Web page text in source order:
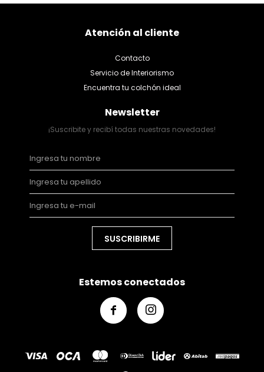
Atención al cliente
Contacto
Servicio de Interiorismo
Encuentra tu colchón ideal
Newsletter
¡Suscribite y recibí todas nuestras novedades!
SUSCRIBIRME
Estemos conectados
 